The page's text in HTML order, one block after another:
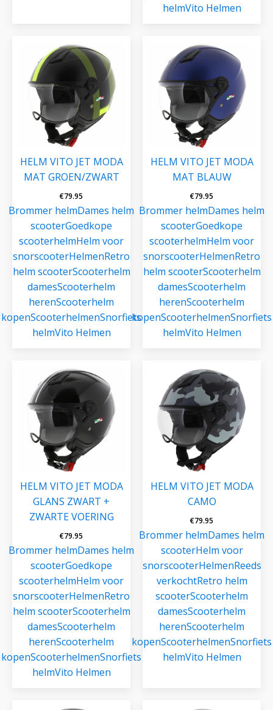
helmVito Helmen
HELM VITO JET MODA
MAT GROEN/ZWART
€79.95
Brommer helmDames helm
scooterGoedkope
scooterhelmHelm voor
snorscooterHelmenRetro
helm scooterScooterhelm
damesScooterhelm
herenScooterhelm
kopenScooterhelmenSnorfiets
helmVito Helmen
HELM VITO JET MODA
MAT BLAUW
€79.95
Brommer helmDames helm
scooterGoedkope
scooterhelmHelm voor
snorscooterHelmenRetro
helm scooterScooterhelm
damesScooterhelm
herenScooterhelm
kopenScooterhelmenSnorfiets
helmVito Helmen
HELM VITO JET MODA
GLANS ZWART +
ZWARTE VOERING
€79.95
Brommer helmDames helm
scooterGoedkope
scooterhelmHelm voor
snorscooterHelmenRetro
helm scooterScooterhelm
damesScooterhelm
herenScooterhelm
kopenScooterhelmenSnorfiets
helmVito Helmen
HELM VITO JET MODA
CAMO
€79.95
Brommer helmDames helm
scooterHelm voor
snorscooterHelmenReeds
verkochtRetro helm
scooterScooterhelm
damesScooterhelm
herenScooterhelm
kopenScooterhelmenSnorfiets
helmVito Helmen